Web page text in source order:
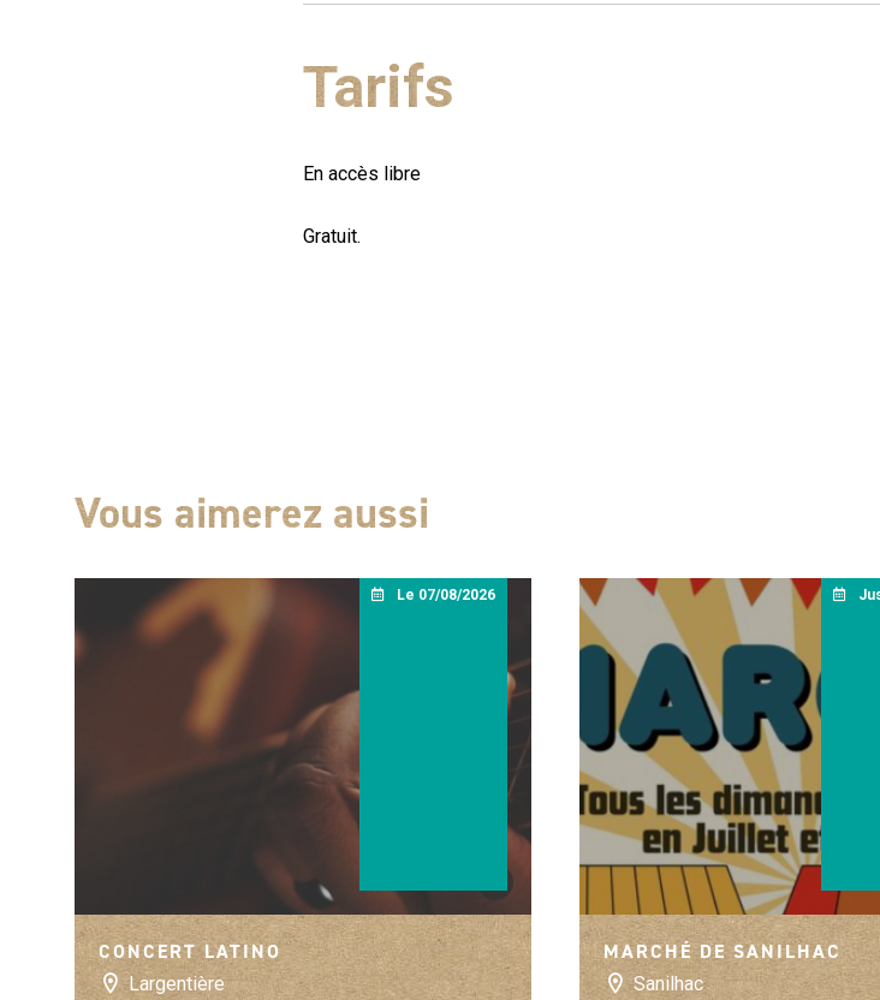
Tarifs
En accès libre
Gratuit.
Vous aimerez aussi
Le 07/08/2026
Pixabay
CONCERT LATINO
Largentière
MARCHÉ DE SANILHAC
Sanilhac